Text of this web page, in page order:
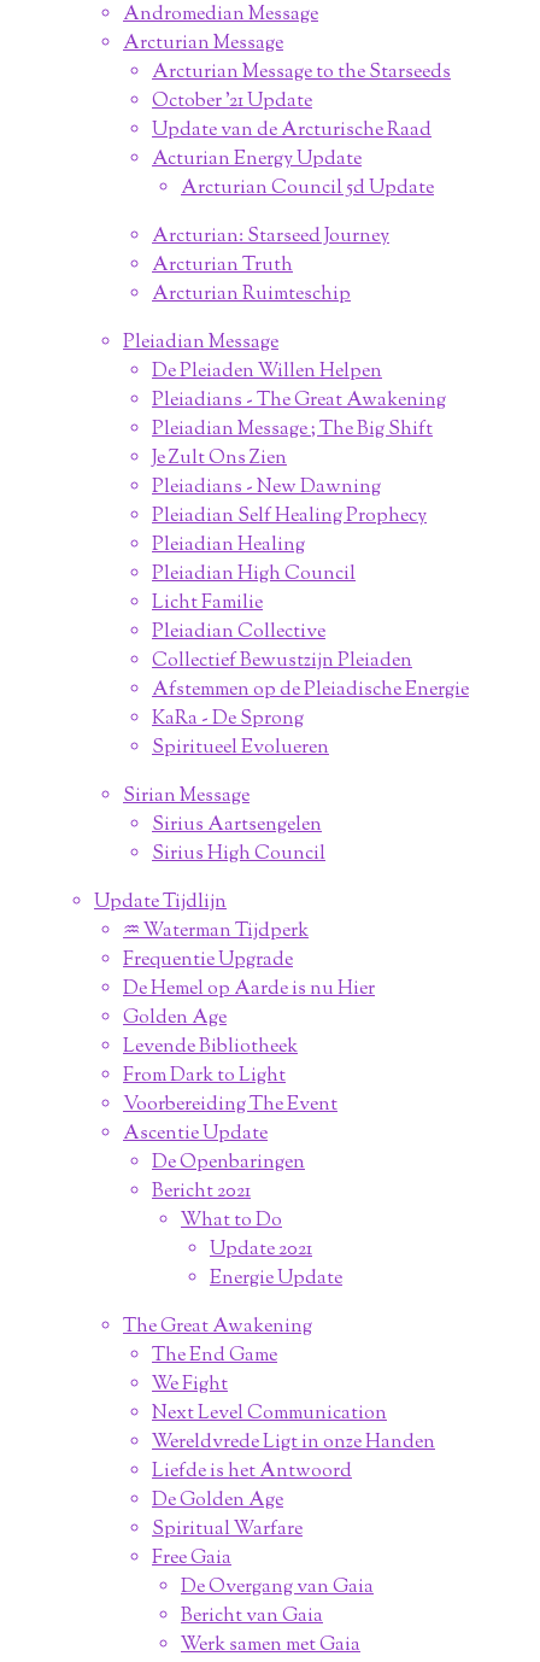
Andromedian Message
Arcturian Message
Arcturian Message to the Starseeds
October '21 Update
Update van de Arcturische Raad
Acturian Energy Update
Arcturian Council 5d Update
Arcturian: Starseed Journey
Arcturian Truth
Arcturian Ruimteschip
Pleiadian Message
De Pleiaden Willen Helpen
Pleiadians - The Great Awakening
Pleiadian Message ; The Big Shift
Je Zult Ons Zien
Pleiadians - New Dawning
Pleiadian Self Healing Prophecy
Pleiadian Healing
Pleiadian High Council
Licht Familie
Pleiadian Collective
Collectief Bewustzijn Pleiaden
Afstemmen op de Pleiadische Energie
KaRa - De Sprong
Spiritueel Evolueren
Sirian Message
Sirius Aartsengelen
Sirius High Council
Update Tijdlijn
♒︎ Waterman Tijdperk
Frequentie Upgrade
De Hemel op Aarde is nu Hier
Golden Age
Levende Bibliotheek
From Dark to Light
Voorbereiding The Event
Ascentie Update
De Openbaringen
Bericht 2021
What to Do
Update 2021
Energie Update
The Great Awakening
The End Game
We Fight
Next Level Communication
Wereldvrede Ligt in onze Handen
Liefde is het Antwoord
De Golden Age
Spiritual Warfare
Free Gaia
De Overgang van Gaia
Bericht van Gaia
Werk samen met Gaia